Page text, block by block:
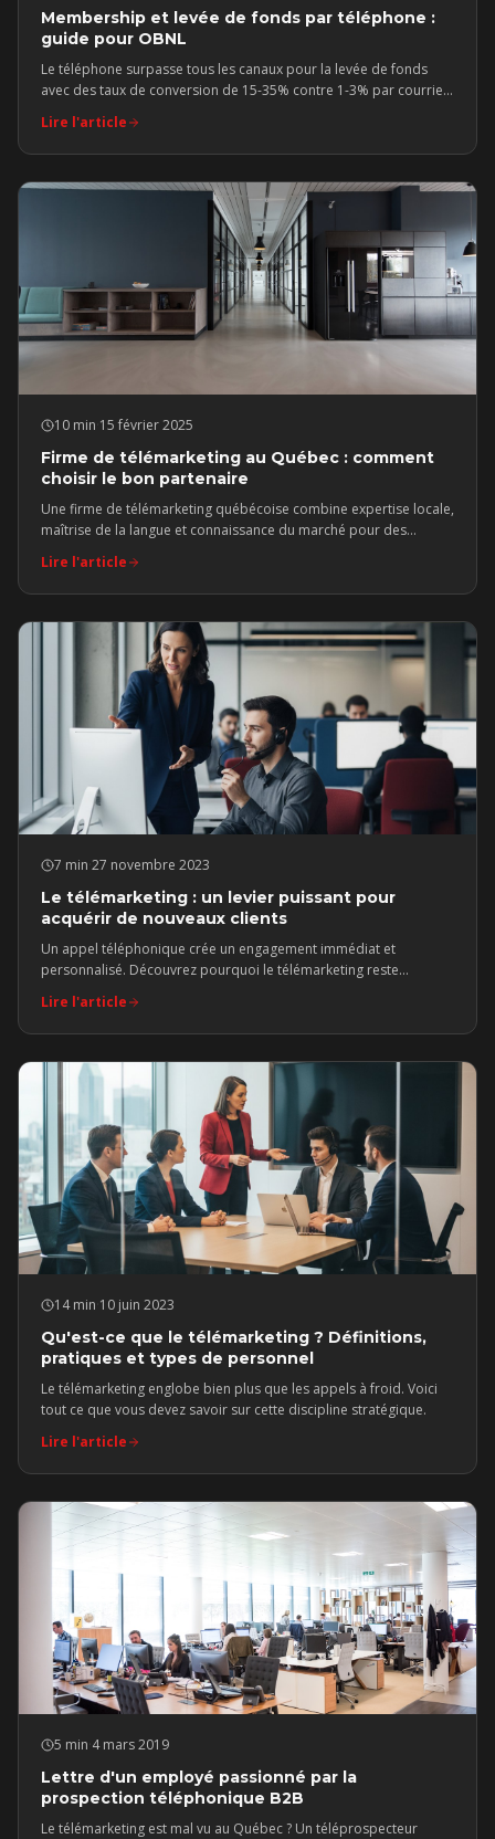
Membership et levée de fonds par téléphone :
guide pour OBNL
Le téléphone surpasse tous les canaux pour la levée de fonds
avec des taux de conversion de 15-35% contre 1-3% par courriel.
Lire l'article
10 min 15 février 2025
Firme de télémarketing au Québec : comment
choisir le bon partenaire
Une firme de télémarketing québécoise combine expertise locale,
maîtrise de la langue et connaissance du marché pour des
Lire l'article
7 min 27 novembre 2023
Le télémarketing : un levier puissant pour
acquérir de nouveaux clients
Un appel téléphonique crée un engagement immédiat et
personnalisé. Découvrez pourquoi le télémarketing reste
Lire l'article
14 min 10 juin 2023
Qu'est-ce que le télémarketing ? Définitions,
pratiques et types de personnel
Le télémarketing englobe bien plus que les appels à froid. Voici
tout ce que vous devez savoir sur cette discipline stratégique.
Lire l'article
5 min 4 mars 2019
Lettre d'un employé passionné par la
prospection téléphonique B2B
Le télémarketing est mal vu au Québec ? Un téléprospecteur